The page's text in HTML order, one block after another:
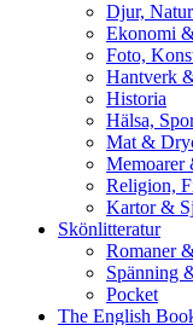
Djur,
Ekonomi
Foto,
Hantverk
Historia
Hälsa,
Mat &
Memoarer
Religion,
Kartor &
Skönlitteratur
Romaner
Spänning
Pocket
The English